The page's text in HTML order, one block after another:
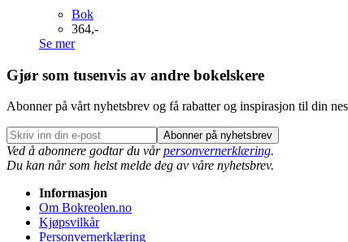
Bok
364,-
Se mer
Gjør som tusenvis av andre bokelskere
Abonner på vårt nyhetsbrev og få rabatter og inspirasjon til din
Abonner på nyhetsbrev
Ved å abonnere godtar du vårpersonvernerklæring.
Du kan når som helst melde deg av våre nyhetsbrev.
Informasjon
Om Bokreolen.no
Kjøpsvilkår
Personvernerklæring